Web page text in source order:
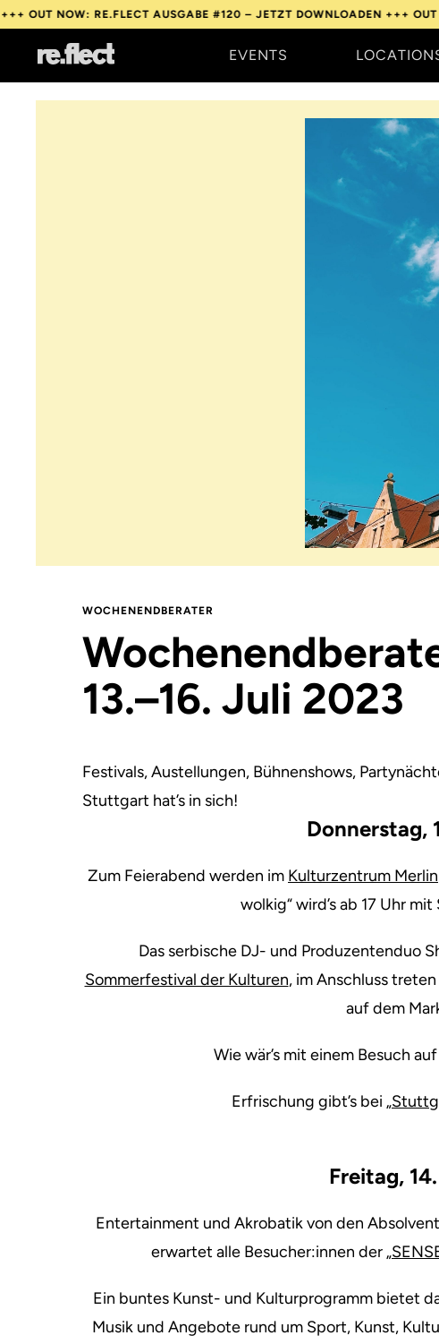
RE.FLECT AUSGABE #120 – JETZT DOWNLOADEN +++OUT NOW:
EVENTS
WOCHENENDBERATER
13.–16. Juli 2023
Festivals, Austellungen, Bühnenshows,
Stuttgart hat’s in sich!
Donnerstag,
Zum Feierabend werden im Kulturzentrum Merlin
wolkig“ wird’s ab 17 Uhr
Das serbische DJ- und Produzentenduo
Sommerfestival der Kulturen, im Anschluss
auf dem
Wie wär’s mit einem Besuch
Erfrischung gibt’s bei
Freitag,
Entertainment und Akrobatik von den
erwartet alle Besucher:innen der
Ein buntes Kunst- und Kulturprogramm bietet
Musik und Angebote rund um Sport, Kunst,